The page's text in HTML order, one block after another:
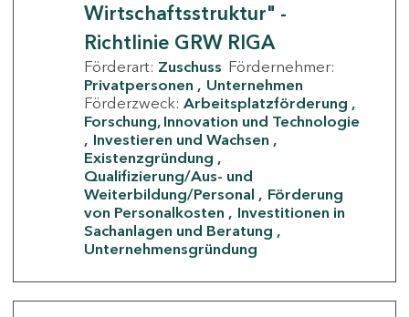
Wirtschaftsstruktur" -
Richtlinie GRW RIGA
Förderart: Zuschuss Fördernehmer:
Privatpersonen
Unternehmen
Förderzweck: Arbeitsplatzförderung
Forschung, Innovation und Technologie
Investieren und Wachsen
Existenzgründung
Qualifizierung/Aus- und
Weiterbildung/Personal
Förderung
von Personalkosten
Investitionen in
Sachanlagen und Beratung
Unternehmensgründung